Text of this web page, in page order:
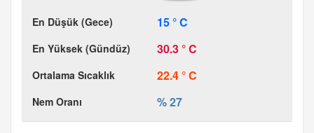
15 ° C
30.3 ° C
22.4 ° C
% 27